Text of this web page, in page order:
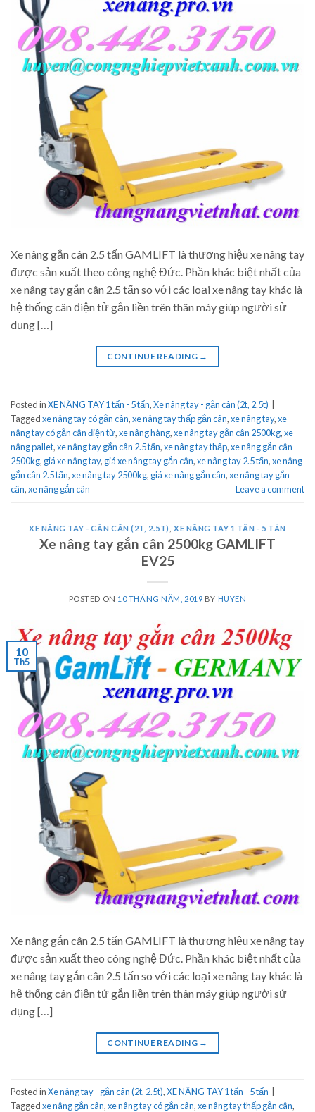
Xe nâng gắn cân 2.5 tấn GAMLIFT là thương hiệu xe nâng tay
được sản xuất theo công nghệ Đức. Phần khác biệt nhất của
xe nâng tay gắn cân 2.5 tấn so với các loại xe nâng tay khác là
hệ thống cân điện tử gắn liền trên thân máy giúp người sử
dụng […]
CONTINUE READING →
Posted inXE NÂNG TAY 1 tấn - 5 tấn,Xe nâng tay - gắn cân (2t, 2.5t)
Taggedxe nâng tay có gắn cân,xe nâng tay thấp gắn cân,xe nâng tay,xe
nâng tay có gắn cân điện từ,xe nâng hàng,xe nâng tay gắn cân 2500kg,xe
nâng pallet,xe nâng tay gắn cân 2.5 tấn,xe nâng tay thấp,xe nâng gắn cân
2500kg, giá xe nâng tay, giá xe nâng tay gắn cân,xe nâng tay 2.5 tấn,xe nâng
gắn cân 2.5 tấn,xe nâng tay 2500kg, giá xe nâng gắn cân,xe nâng tay gắn
cân,xe nâng gắn cân Leave a comment
XE NÂNG TAY - GẮN CÂN (2T, 2.5T) ,XE NÂNG TAY 1 TẤN - 5 TẤN
Xe nâng tay gắn cân 2500kg GAMLIFT
EV25
POSTED ON 10 THÁNG NĂM, 2019 BY HUYEN
10
Th5
Xe nâng gắn cân 2.5 tấn GAMLIFT là thương hiệu xe nâng tay
được sản xuất theo công nghệ Đức. Phần khác biệt nhất của
xe nâng tay gắn cân 2.5 tấn so với các loại xe nâng tay khác là
hệ thống cân điện tử gắn liền trên thân máy giúp người sử
dụng […]
CONTINUE READING →
Posted inXe nâng tay - gắn cân (2t, 2.5t),XE NÂNG TAY 1 tấn - 5 tấn
Taggedxe nâng gắn cân,xe nâng tay có gắn cân,xe nâng tay thấp gắn cân,